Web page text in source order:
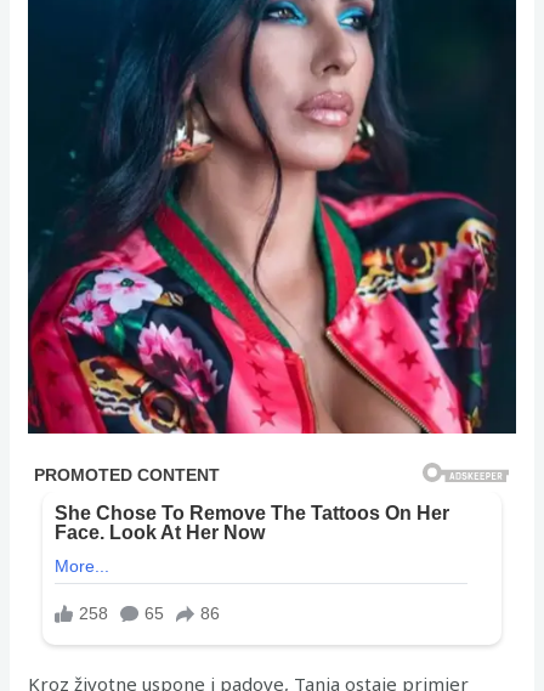
Kroz životne uspone i padove, Tanja ostaje primjer